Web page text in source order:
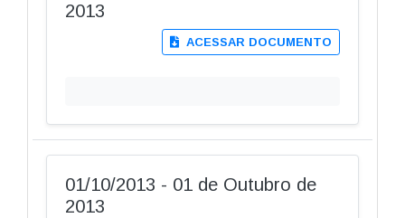
2013
ACESSAR DOCUMENTO
01/10/2013 - 01 de Outubro de
2013